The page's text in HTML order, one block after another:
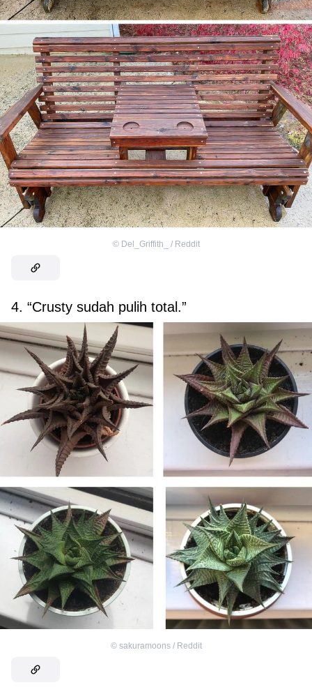
© Del_Griffith_ / Reddit
4. “Crusty sudah pulih total.”
© sakuramoons / Reddit